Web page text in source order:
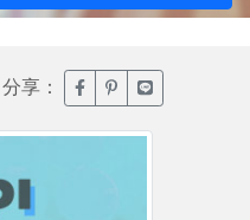
分享： 臉書分享(另開新視窗)
噗浪分享(另開新
Line分享(另